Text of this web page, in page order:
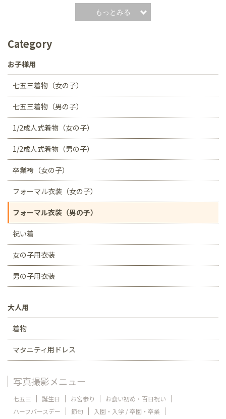
もっとみる
Category
お子様用
七五三着物（女の子）
七五三着物（男の子）
1/2成人式着物（女の子）
1/2成人式着物（男の子）
卒業袴（女の子）
フォーマル衣装（女の子）
フォーマル衣装（男の子）
祝い着
女の子用衣装
男の子用衣装
大人用
着物
マタニティ用ドレス
写真撮影メニュー
七五三 誕生日 お宮参り
お食い初め・百日祝い
ハーフバースデー
節句
入園・入学 / 卒園・卒業